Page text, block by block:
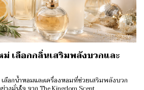
เลือกกลิ่นเสริมพลังบวกและ
ลือกน้ำหอมและเครื่องหอมที่ช่วยเสริมพลังบวก